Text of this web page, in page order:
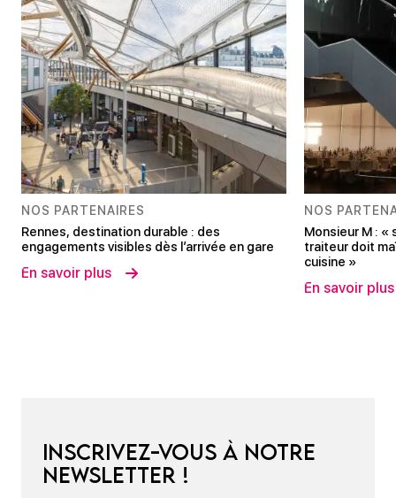
NOS PARTENAIRES
Rennes, destination durable : des
engagements visibles dès l’arrivée en gare
En savoir plus
NOS
Monsieur M : «
traiteur doit
cuisine »
En savoir plus
Inscrivez-vous à notre
newsletter !